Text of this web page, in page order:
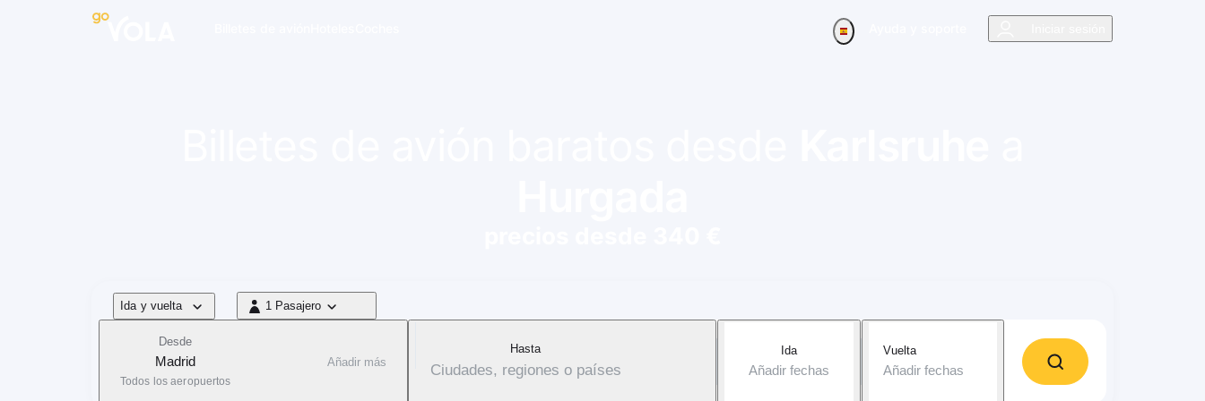
Tipo de vuelo
Ida y vuelta 1 Pasajero
1 Pasajero
Desde
Madrid
Todos los aeropuertos
Añadir más
Hasta
Ciudades, regiones o países
Ida
Añadir fechas
Vuelta
Añadir fechas